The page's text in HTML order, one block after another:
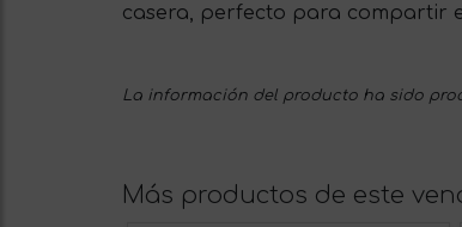
casera, perfecto para compartir
La información del producto ha sido
Más productos de este